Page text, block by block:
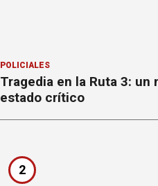
POLICIALES
Tragedia en la Ruta 3:
estado crítico
2